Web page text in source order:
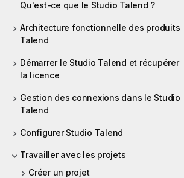
Qu'est-ce que le Studio Talend ?
Architecture fonctionnelle des produits
Talend
Démarrer le Studio Talend et récupérer
la licence
Gestion des connexions dans le Studio
Talend
Configurer Studio Talend
Travailler avec les projets
Créer un projet